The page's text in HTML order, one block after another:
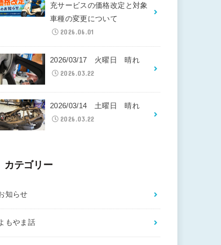
充サービスの価格改定と対象
車種の変更について
2026.06.01
2026/03/17 火曜日 晴れ
2026.03.22
2026/03/14 土曜日 晴れ
2026.03.22
カテゴリー
知らせ
もやま話